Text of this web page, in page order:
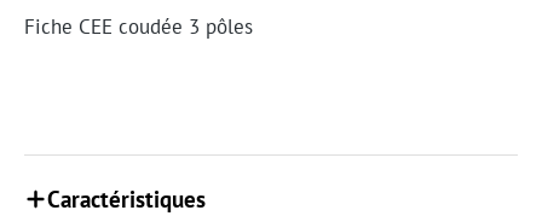
Fiche CEE coudée 3 pôles
Caractéristiques